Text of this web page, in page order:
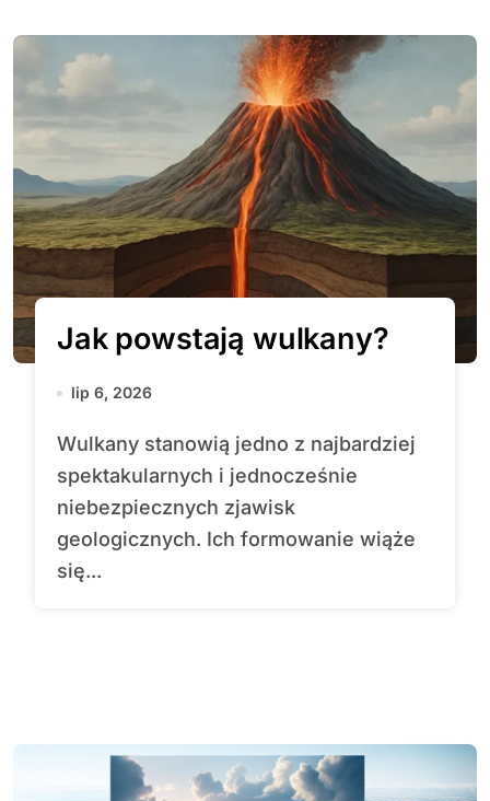
Jak powstają wulkany?
lip 6, 2026
Wulkany stanowią jedno z najbardziej
spektakularnych i jednocześnie
niebezpiecznych zjawisk
geologicznych. Ich formowanie wiąże
się...